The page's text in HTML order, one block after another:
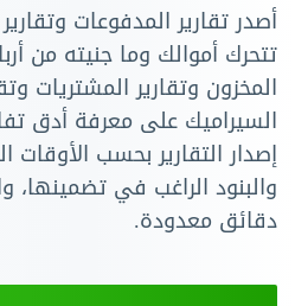
أصدر تقارير المدفوعات
تتحرك أموالك وما جنيته من
المخزون وتقارير المشتريات
السيراميك على معرفة أدق
إصدار التقارير بحسب الأوقات
والبنود الراغب في
دقائق معدودة.